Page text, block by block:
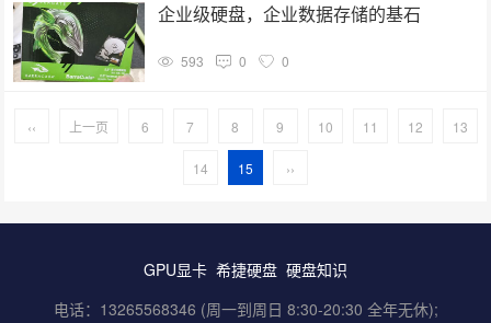
希捷总代理(141)
希捷序列号(140)
sata固态硬盘(139)
希捷银河Exos(139)
A100(139)
显卡价格(139)
企业级硬盘，企业数据存储的基石
593 0 0
‹‹ 上一页 6 7 8 9 10 11 12 13
14 15 ››
GPU显卡 希捷硬盘 硬盘知识
电话：13265568346 (周一到周日 8:30-20:30 全年无休);